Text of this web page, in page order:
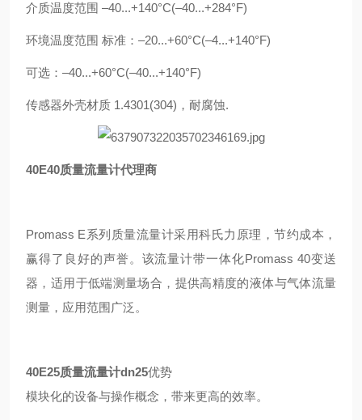
介质温度范围 –40...+140°C(–40...+284°F)
环境温度范围 标准：–20...+60°C(–4...+140°F)
可选：–40...+60°C(–40...+140°F)
传感器外壳材质 1.4301(304)，耐腐蚀.
40E40质量流量计代理商
Promass E系列质量流量计采用科氏力原理，节约成本，
赢得了良好的声誉。该流量计带一体化Promass 40变送
器，适用于低端测量场合，提供高精度的液体与气体流量
测量，应用范围广泛。
40E25质量流量计dn25优势
模块化的设备与操作概念，带来更高的效率。